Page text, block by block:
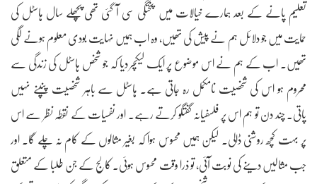
تعلیم پانے کے بعد ہمارے خیالات میں پختگی سی آ گئی تھی پچھلے سال ہاسٹل کی
حمایت میں جو دلائل ہم نے پیش کی تھیں، وہ اب ہمیں نہایت بودی معلوم ہونے لگی
تھیں۔ اب کے ہم نے اس موضوع پر ایک لیکچر دیا کہ جو شخص ہاسٹل کی زندگی سے
محروم ہو اس کی شخصیت نامکمل رہ جاتی ہے۔ ہاسٹل سے باہر شخصیت پنپنے نہیں
پاتی۔ چند دن تو ہم اس پر فلسفیانہ گفتگو کرتے رہے۔ اور نفسیات کے نقطہ نظر سے اس
پر بہت کچھ روشنی ڈالی۔ لیکن ہمیں محسوس ہوا کہ بغیر مثالوں کے کام نہ چلے گا۔ اور
جب مثالیں دینے کی نوبت آئی، تو ذرا وقت محسوس ہوئی۔ کالج کے جن طلبا کے متعلق